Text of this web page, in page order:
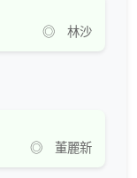
◎ 林沙
◎ 董麗新